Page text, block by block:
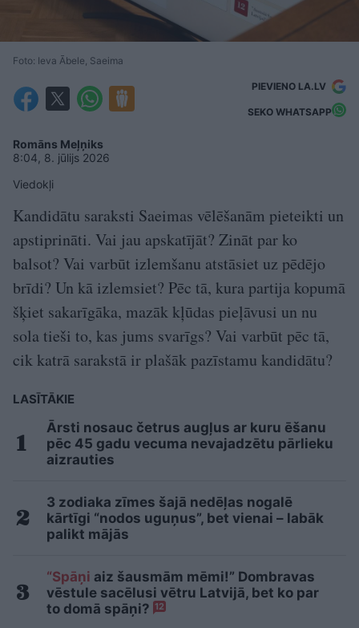
Foto: Ieva Ābele, Saeima
PIEVIENO LA.LV
SEKO WHATSAPP
Romāns Meļņiks
8:04, 8. jūlijs 2026
Viedokļi
Kandidātu saraksti Saeimas vēlēšanām pieteikti un
apstiprināti. Vai jau apskatījāt? Zināt par ko
balsot? Vai varbūt izlemšanu atstāsiet uz pēdējo
brīdi? Un kā izlemsiet? Pēc tā, kura partija kopumā
šķiet sakarīgāka, mazāk kļūdas pieļāvusi un nu
sola tieši to, kas jums svarīgs? Vai varbūt pēc tā,
cik katrā sarakstā ir plašāk pazīstamu kandidātu?
LASĪTĀKIE
Ārsti nosauc četrus augļus ar kuru ēšanu
pēc 45 gadu vecuma nevajadzētu pārlieku
aizrauties
3 zodiaka zīmes šajā nedēļas nogalē
kārtīgi “nodos uguņus”, bet vienai – labāk
palikt mājās
“Spāņi aiz šausmām mēmi!” Dombravas
vēstule sacēlusi vētru Latvijā, bet ko par
to domā spāņi? 12